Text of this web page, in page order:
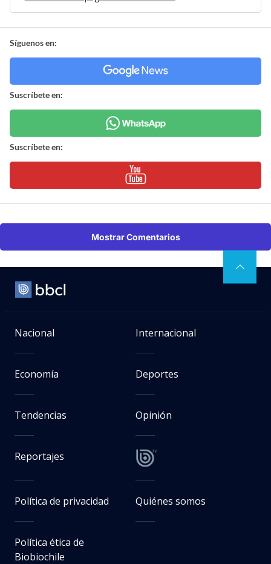
Síguenos en:
Suscríbete en:
Suscríbete en:
Mostrar Comentarios
Nacional Internacional
Economía Deportes
Tendencias Opinión
Reportajes
Política de privacidad Quiénes somos
Política ética de
Biobiochile